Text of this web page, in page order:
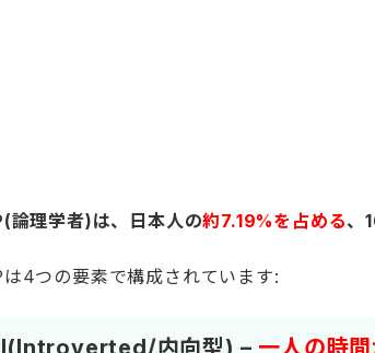
パーティーより家でゆっくりしたい